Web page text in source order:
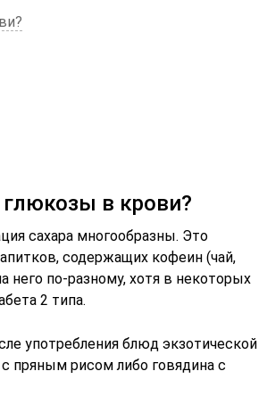
в крови?
сахара многообразны. Это
содержащих кофеин (чай,
него по-разному, хотя в некоторых
2 типа.
употребления блюд экзотической
пряным рисом либо говядина с